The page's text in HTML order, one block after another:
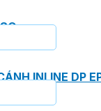
INLINE DP